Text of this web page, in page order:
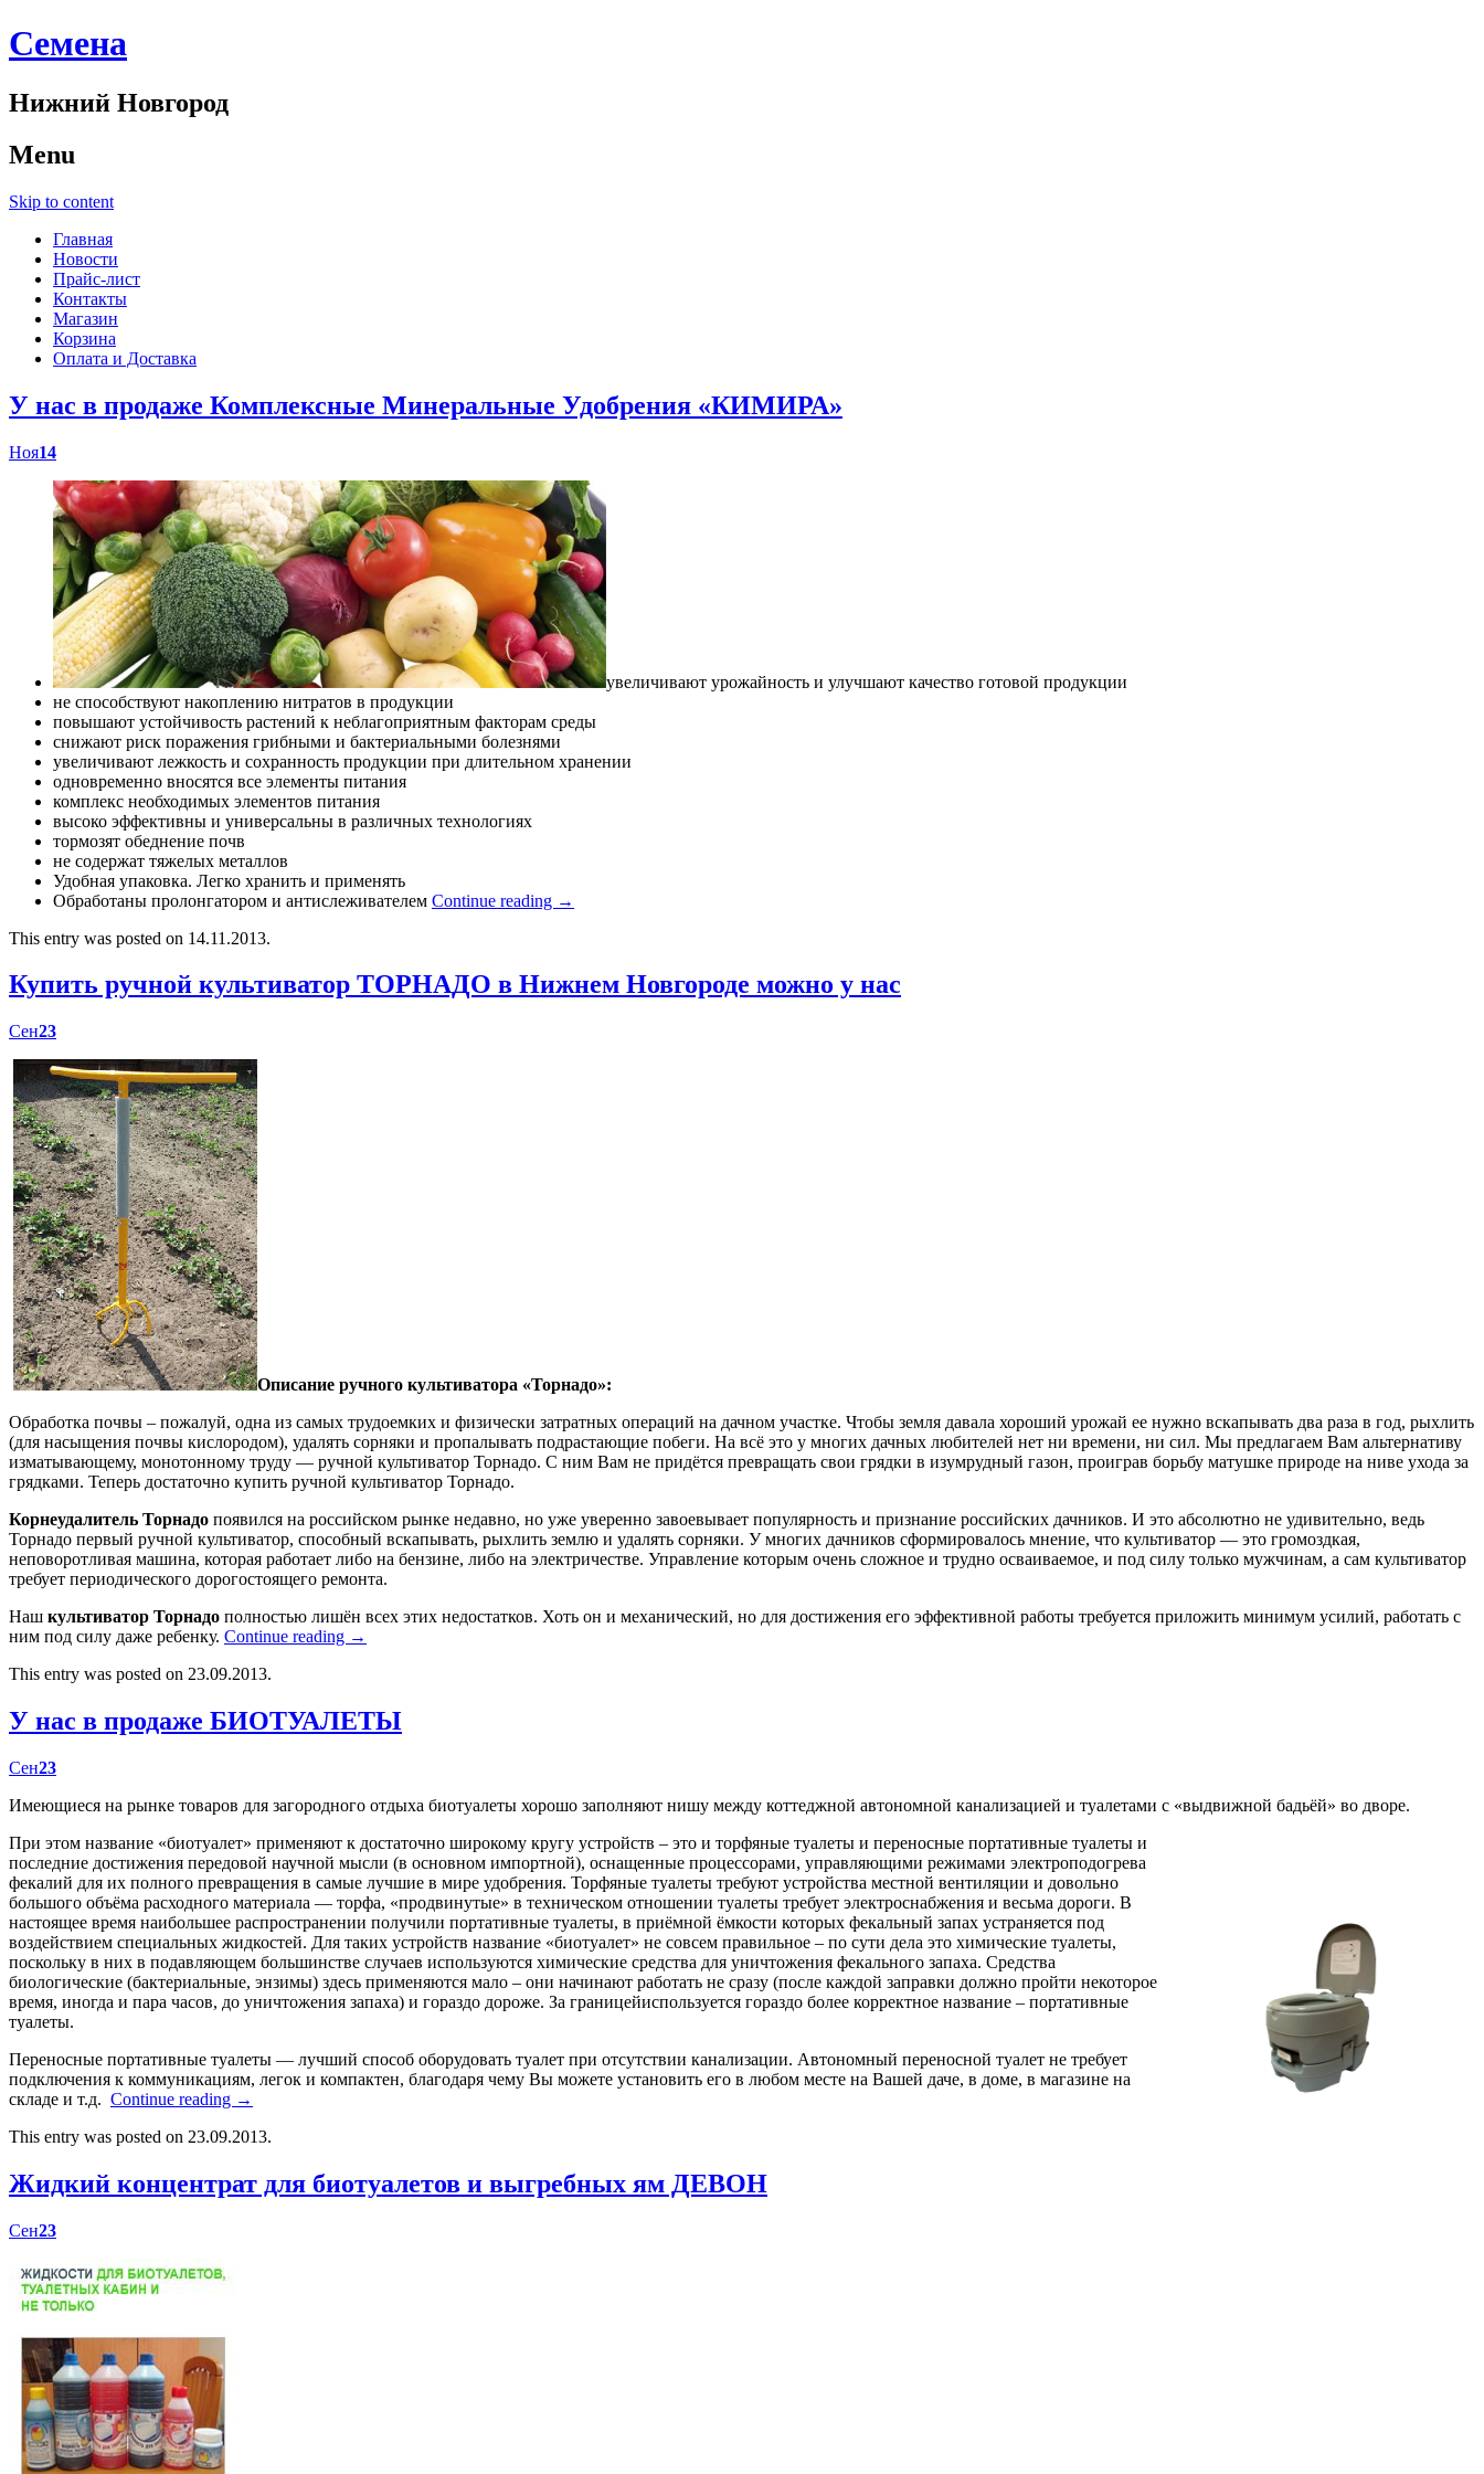
Cемена
Нижний Новгород
Menu
Skip to content
Главная
Новости
Прайс-лист
Контакты
Магазин
Корзина
Оплата и Доставка
У нас в продаже Комплексные Минеральные Удобрения «КИМИРА»
Ноя14
увеличивают урожайность и улучшают качество готовой продукции
не способствуют накоплению нитратов в продукции
повышают устойчивость растений к неблагоприятным факторам среды
снижают риск поражения грибными и бактериальными болезнями
увеличивают лежкость и сохранность продукции при длительном хранении
одновременно вносятся все элементы питания
комплекс необходимых элементов питания
высоко эффективны и универсальны в различных технологиях
тормозят обеднение почв
не содержат тяжелых металлов
Удобная упаковка. Легко хранить и применять
Обработаны пролонгатором и антислеживателем Continue reading →
This entry was posted on 14.11.2013.
Купить ручной культиватор ТОРНАДО в Нижнем Новгороде можно у нас
Сен23
Описание ручного культиватора «Торнадо»:
Обработка почвы – пожалуй, одна из самых трудоемких и физически затратных операций на дачном участке. Чтобы земля давала хороший урожай ее нужно вскапывать два раза в год, рыхлить
(для насыщения почвы кислородом), удалять сорняки и пропалывать подрастающие побеги. На всё это у многих дачных любителей нет ни времени, ни сил. Мы предлагаем Вам альтернативу
изматывающему, монотонному труду — ручной культиватор Торнадо. С ним Вам не придётся превращать свои грядки в изумрудный газон, проиграв борьбу матушке природе на ниве ухода за
грядками. Теперь достаточно купить ручной культиватор Торнадо.
Корнеудалитель Торнадо появился на российском рынке недавно, но уже уверенно завоевывает популярность и признание российских дачников. И это абсолютно не удивительно, ведь
Торнадо первый ручной культиватор, способный вскапывать, рыхлить землю и удалять сорняки. У многих дачников сформировалось мнение, что культиватор — это громоздкая,
неповоротливая машина, которая работает либо на бензине, либо на электричестве. Управление которым очень сложное и трудно осваиваемое, и под силу только мужчинам, а сам культиватор
требует периодического дорогостоящего ремонта.
Наш культиватор Торнадо полностью лишён всех этих недостатков. Хоть он и механический, но для достижения его эффективной работы требуется приложить минимум усилий, работать с
ним под силу даже ребенку. Continue reading →
This entry was posted on 23.09.2013.
У нас в продаже БИОТУАЛЕТЫ
Сен23
Имеющиеся на рынке товаров для загородного отдыха биотуалеты хорошо заполняют нишу между коттеджной автономной канализацией и туалетами с «выдвижной бадьёй» во дворе.
При этом название «биотуалет» применяют к достаточно широкому кругу устройств – это и торфяные туалеты и переносные портативные туалеты и
последние достижения передовой научной мысли (в основном импортной), оснащенные процессорами, управляющими режимами электроподогрева
фекалий для их полного превращения в самые лучшие в мире удобрения. Торфяные туалеты требуют устройства местной вентиляции и довольно
большого объёма расходного материала — торфа, «продвинутые» в техническом отношении туалеты требует электроснабжения и весьма дороги. В
настоящее время наибольшее распространении получили портативные туалеты, в приёмной ёмкости которых фекальный запах устраняется под
воздействием специальных жидкостей. Для таких устройств название «биотуалет» не совсем правильное – по сути дела это химические туалеты,
поскольку в них в подавляющем большинстве случаев используются химические средства для уничтожения фекального запаха. Средства
биологические (бактериальные, энзимы) здесь применяются мало – они начинают работать не сразу (после каждой заправки должно пройти некоторое
время, иногда и пара часов, до уничтожения запаха) и гораздо дороже. За границейиспользуется гораздо более корректное название – портативные
туалеты.
Переносные портативные туалеты — лучший способ оборудовать туалет при отсутствии канализации. Автономный переносной туалет не требует
подключения к коммуникациям, легок и компактен, благодаря чему Вы можете установить его в любом месте на Вашей даче, в доме, в магазине на
складе и т.д. Continue reading →
This entry was posted on 23.09.2013.
Жидкий концентрат для биотуалетов и выгребных ям ДЕВОН
Сен23